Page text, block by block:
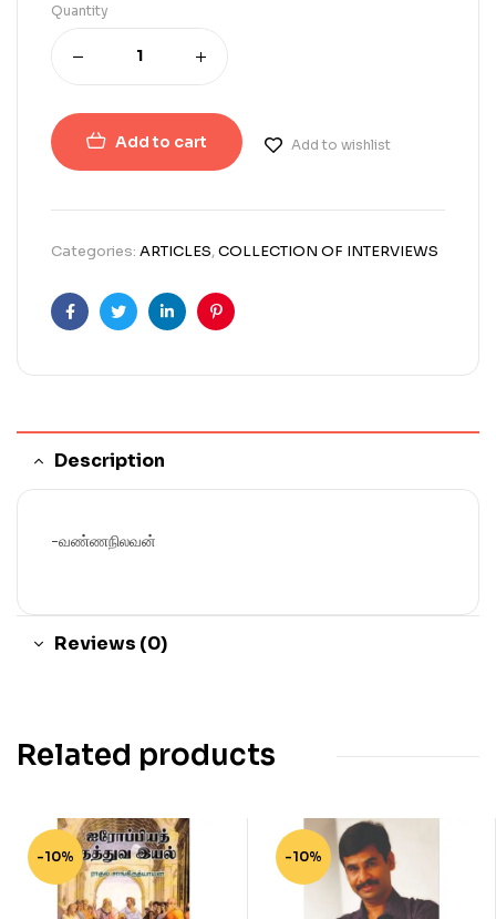
Quantity
Add to cart Add to wishlist
Categories: ARTICLES,COLLECTION OF INTERVIEWS
FacebookTwitterLinkedinPinterest
Description
-வண்ணநிலவன்
Reviews (0)
Related products
-10% -10%